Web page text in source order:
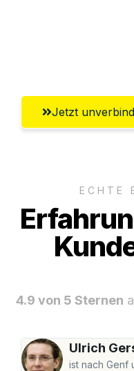
Jetzt
ECHTE
4.9 von 5 Sternen
Ulrich
ist nach Genf